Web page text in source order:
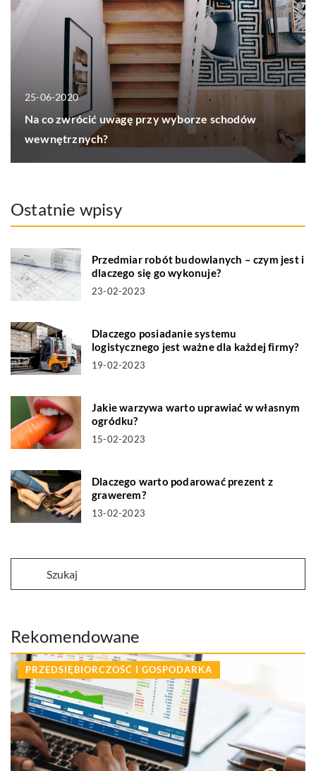
25-06-2020
Na co zwrócić uwagę przy wyborze schodów
wewnętrznych?
Ostatnie wpisy
Przedmiar robót budowlanych – czym jest i
dlaczego się go wykonuje?
23-02-2023
Dlaczego posiadanie systemu
logistycznego jest ważne dla każdej firmy?
19-02-2023
Jakie warzywa warto uprawiać w własnym
ogródku?
15-02-2023
Dlaczego warto podarować prezent z
grawerem?
13-02-2023
Rekomendowane
PRZEDSIĘBIORCZOŚĆ I GOSPODARKA